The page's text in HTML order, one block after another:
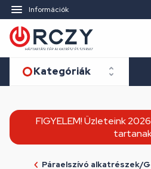
Információk
Kategóriák
FIGYELEM! Üzleteink
Páraelszívó alkatrészek/